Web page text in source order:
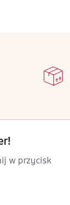
w przycisk